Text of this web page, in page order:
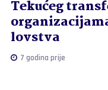
Tekućeg
lovstva
7 godina prije